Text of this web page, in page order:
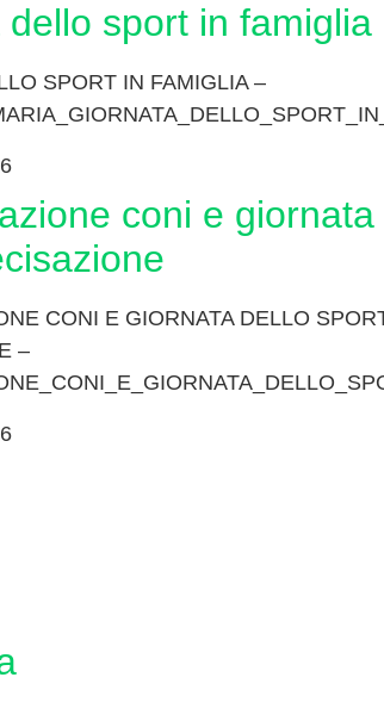
dello sport in famiglia
SPORT IN FAMIGLIA –
CONI E GIORNATA DELLO
–